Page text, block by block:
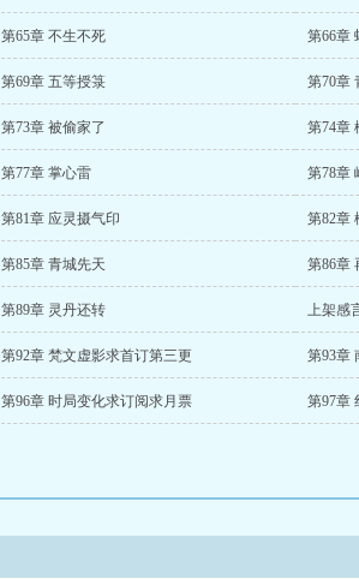
第65章 不生不死 第66章
第69章 五等授箓 第70章
第73章 被偷家了 第74章
第77章 掌心雷 第78章
第81章 应灵摄气印 第82章
第85章 青城先天 第86章
第89章 灵丹还转 上架感
第92章 梵文虚影求首订第三更 第93章
第96章 时局变化求订阅求月票 第97章